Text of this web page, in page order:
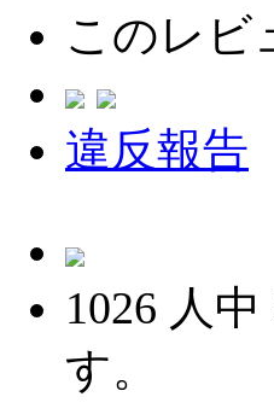
このレビ
違反報告
1026 人中
す。